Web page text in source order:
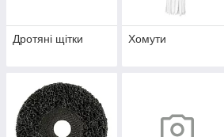
Дротяні щітки Хомути